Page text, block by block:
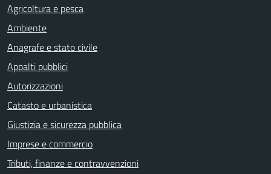
Agricoltura e pesca
Ambiente
Anagrafe e stato civile
Appalti pubblici
Autorizzazioni
Catasto e urbanistica
Giustizia e sicurezza pubblica
Imprese e commercio
Tributi, finanze e contravvenzioni